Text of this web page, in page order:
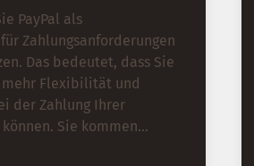
PayPal als
Zahlungsanforderungen
Das bedeutet, dass Sie
mehr Flexibilität und
der Zahlung Ihrer
Sie kommen